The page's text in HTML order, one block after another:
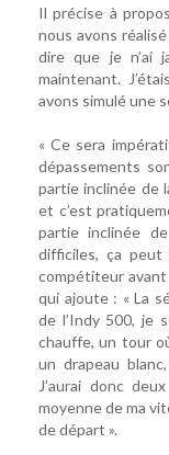
Il précise à
nous avons
dire que je n’ai
maintenant.
avons simulé une
« Ce sera
dépassements
partie inclinée de
et c’est
partie inclinée
difficiles, ça
compétiteur avant
qui ajoute : « La
de l’Indy 500, je
chauffe, un tour
un drapeau
J’aurai donc
moyenne de ma
de départ ».